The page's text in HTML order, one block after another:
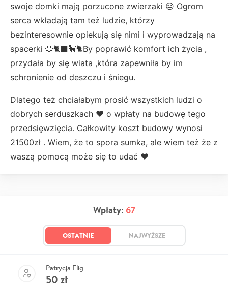
swoje domki mają porzucone zwierzaki 😔 Ogrom
serca wkładają tam też ludzie, którzy
bezinteresownie opiekują się nimi i wyprowadzają na
spacerki 🐶🐈‍⬛🐩🐈By poprawić komfort ich życia ,
przydała by się wiata ,która zapewniła by im
schronienie od deszczu i śniegu.
Dlatego też chciałabym prosić wszystkich ludzi o
dobrych serduszkach ❤️ o wpłaty na budowę tego
przedsięwzięcia. Całkowity koszt budowy wynosi
21500zł . Wiem, że to spora sumka, ale wiem też że z
waszą pomocą może się to udać ❤️
Wpłaty: 67
OSTATNIE NAJWYŻSZE
Patrycja Flig
50 zł